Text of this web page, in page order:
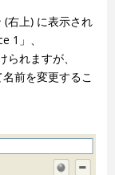
(右上) に表示され
1」、
れますが、
前を変更するこ